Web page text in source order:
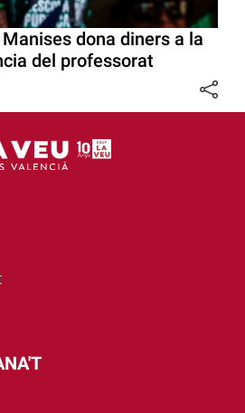
dona diners a la
del professorat